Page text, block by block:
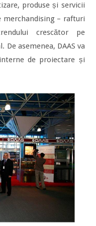
produse și servicii
merchandising – rafturi
crescător pe
asemenea, DAAS va
de proiectare și